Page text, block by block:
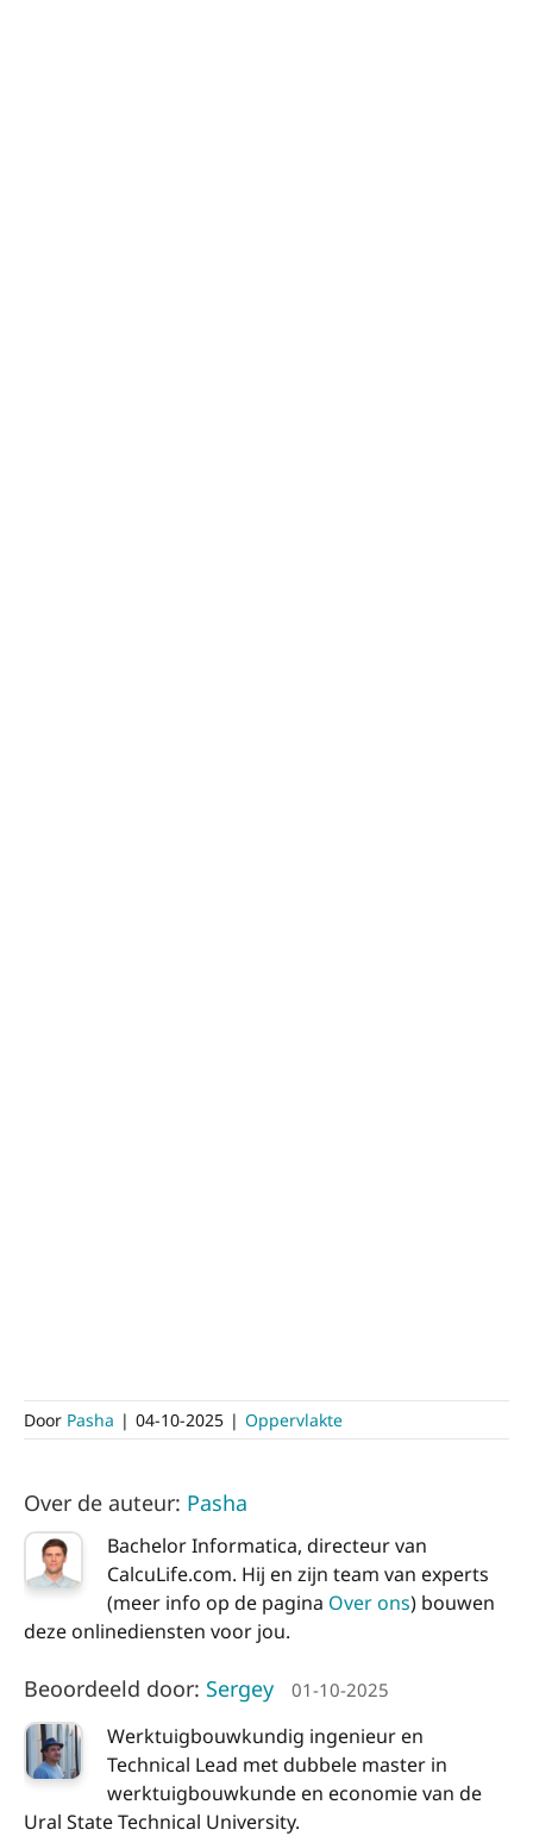
Door Pasha | 04-10-2025 | Oppervlakte
Over de auteur: Pasha
Bachelor Informatica, directeur van
CalcuLife.com. Hij en zijn team van experts
(meer info op de pagina Over ons) bouwen
deze onlinediensten voor jou.
Beoordeeld door: Sergey 01-10-2025
Werktuigbouwkundig ingenieur en
Technical Lead met dubbele master in
werktuigbouwkunde en economie van de
Ural State Technical University.